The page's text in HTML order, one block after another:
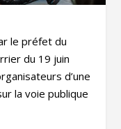
le préfet du
du 19 juin
d’une
la voie publique